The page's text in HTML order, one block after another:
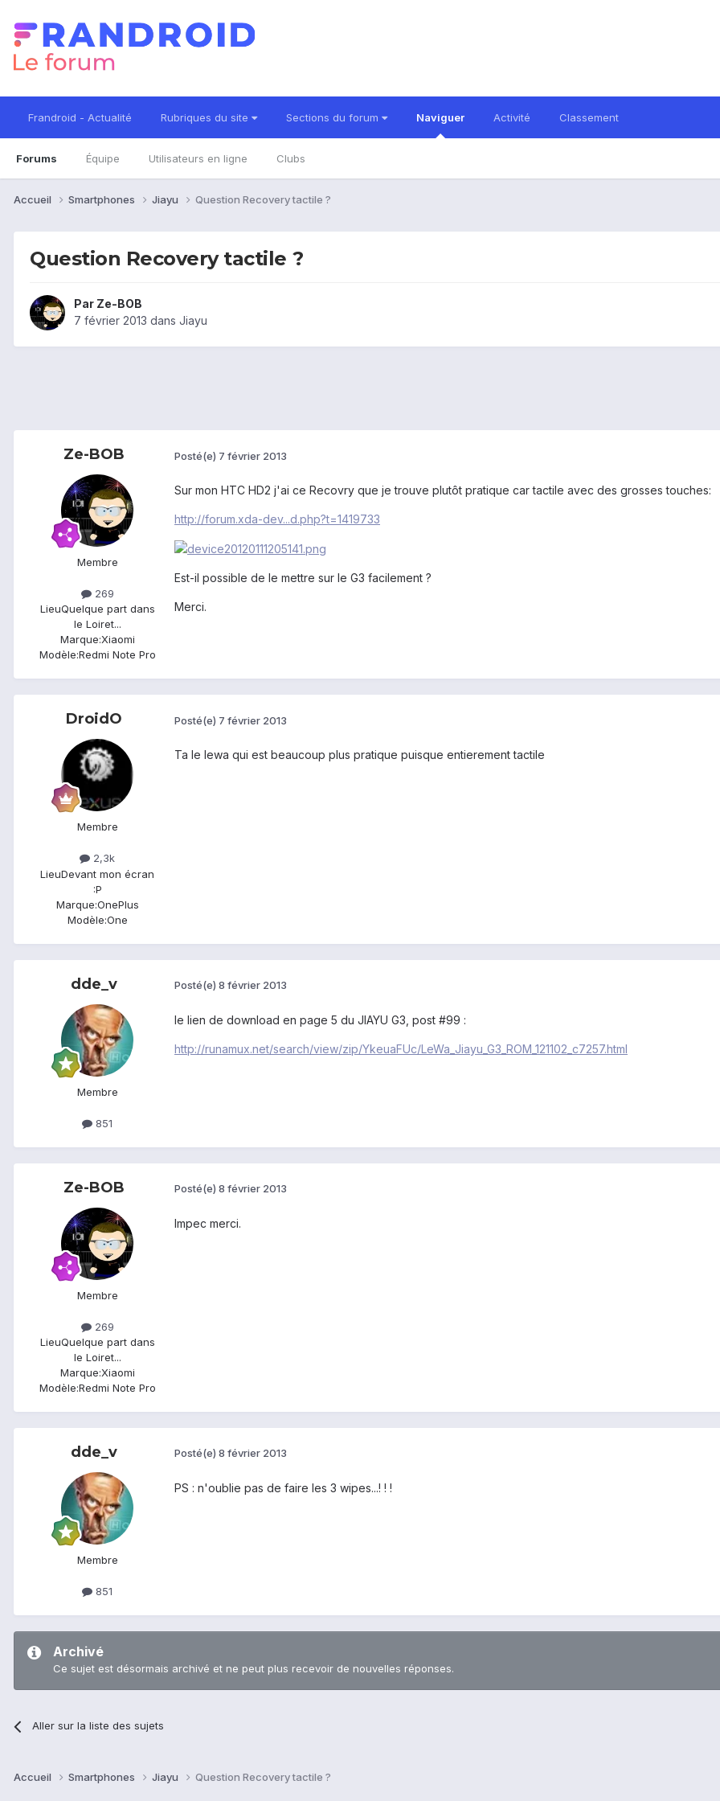
Frandroid - Actualité Rubriques du site Sections du forum Naviguer
Forums Équipe Utilisateurs en ligne Clubs
Activité Classement
Accueil Smartphones Jiayu Question Recovery tactile ?
Question Recovery tactile ?
Par Ze-BOB
7 février 2013 dans Jiayu
Ze-BOB
Membre
269
LieuQuelque part dans
le Loiret...
Marque:Xiaomi
Modèle:Redmi Note Pro
Posté(e) 7 février 2013
Sur mon HTC HD2 j'ai ce Recovry que je trouve plutôt pratique car tactile avec des grosses touches:
http://forum.xda-dev...d.php?t=1419733
Est-il possible de le mettre sur le G3 facilement ?
Merci.
DroidO
Membre
2,3k
LieuDevant mon écran
:P
Marque:OnePlus
Modèle:One
Posté(e) 7 février 2013
Ta le lewa qui est beaucoup plus pratique puisque entierement tactile
dde_v
Membre
851
Posté(e) 8 février 2013
le lien de download en page 5 du JIAYU G3, post #99 :
http://runamux.net/search/view/zip/YkeuaFUc/LeWa_Jiayu_G3_ROM_121102_c7257.html
Ze-BOB
Membre
269
LieuQuelque part dans
le Loiret...
Marque:Xiaomi
Modèle:Redmi Note Pro
Posté(e) 8 février 2013
Impec merci.
dde_v
Membre
851
Posté(e) 8 février 2013
PS : n'oublie pas de faire les 3 wipes...! ! !
Archivé
Ce sujet est désormais archivé et ne peut plus recevoir de nouvelles réponses.
Aller sur la liste des sujets
Accueil Smartphones Jiayu Question Recovery tactile ?